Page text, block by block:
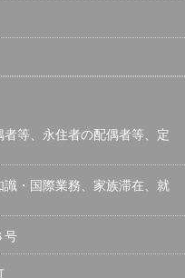
等、永住者の配偶者等、定
・国際業務、家族滞在、就
号